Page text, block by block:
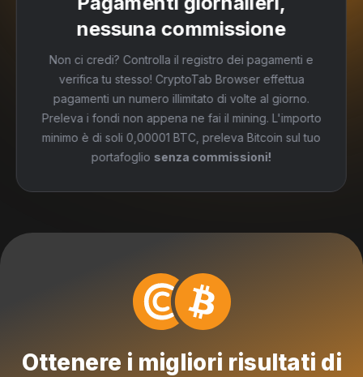
nessuna commissione
Non ci credi? Controlla il registro dei pagamenti e
verifica tu stesso! CryptoTab Browser effettua
pagamenti un numero illimitato di volte al giorno.
Preleva i fondi non appena ne fai il mining. L'importo
minimo è di soli 0,00001 BTC, preleva Bitcoin sul tuo
portafoglio senza commissioni!
Ottenere i migliori risultati di